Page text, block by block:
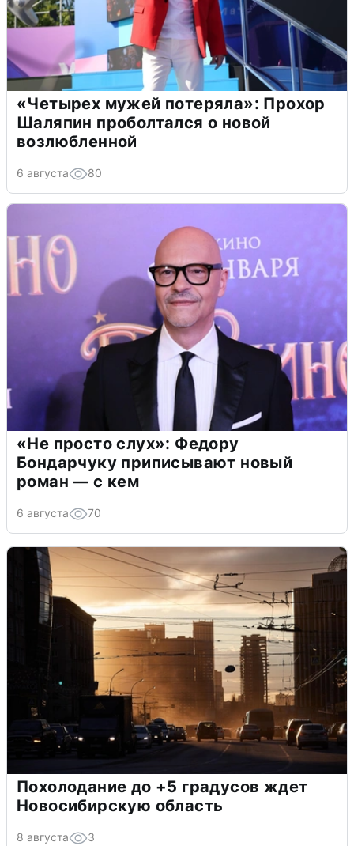
«Четырех мужей потеряла»: Прохор
Шаляпин проболтался о новой
возлюбленной
6 августа 80
«Не просто слух»: Федору
Бондарчуку приписывают новый
роман — с кем
6 августа 70
Похолодание до +5 градусов ждет
Новосибирскую область
8 августа 3